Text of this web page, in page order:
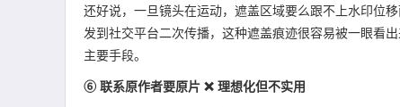
还好说，一旦镜头在运动，遮盖区域要么跟不上水印位
发到社交平台二次传播，这种遮盖痕迹很容易被一眼看
主要手段。
⑥ 联系原作者要原片 ❌ 理想化但不实用